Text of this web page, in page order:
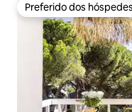
Preferido dos hóspedes
Preferido dos hóspedes